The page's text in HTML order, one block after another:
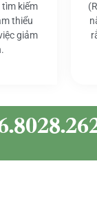
kiếm
thiểu
giảm